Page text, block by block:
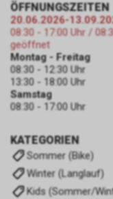
KATEGORIEN
Sommer (Bike)
Winter (Langlauf)
Kids (Sommer/
ÖFFNUNGSZEITEN
20.06.2026-
08:30 - 17:00 Uhr /
geöffnet
Montag - Freitag
08:30 - 12:30 Uhr
13:30 - 18:00 Uhr
Samstag
08:30 - 17:00 Uhr